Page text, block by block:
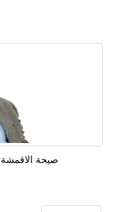
صيحة